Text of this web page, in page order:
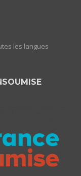
les langues